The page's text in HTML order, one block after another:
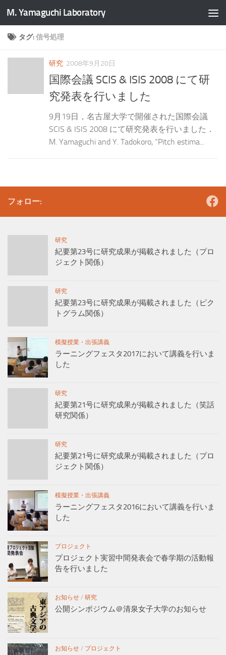
M. Yamaguchi Laboratory
タグ:信号処理
研究 2008年9月20日
国際会議 SCIS & ISIS 2008 にて研
究発表を行いました
9月19日，名古屋大学で開催された国際会議
SCIS & ISIS 2008 にて研究発表を行いました．
M. Yamaguchi and Y. Tadokoro, “Pitch estima...
フォロー:
研究
紀要第23号に研究成果が掲載されました（プロ
ジェクト関係）
研究
紀要第23号に研究成果が掲載されました（ピク
トグラム関係）
模擬授業・出張講義
ラーニングフェスタ2017において講義を行いま
した
研究
紀要第21号に研究成果が掲載されました（笑話
研究関係）
研究
紀要第21号に研究成果が掲載されました（プロ
ジェクト関係）
模擬授業・出張講義
ラーニングフェスタ2016において講義を行いま
した
プロジェクト
プロジェクト実習中間発表会で春学期の活動報
告を行いました
お知らせ / 研究
公開シンポジウム＠清泉女子大学のお知らせ
お知らせ / プロジェクト